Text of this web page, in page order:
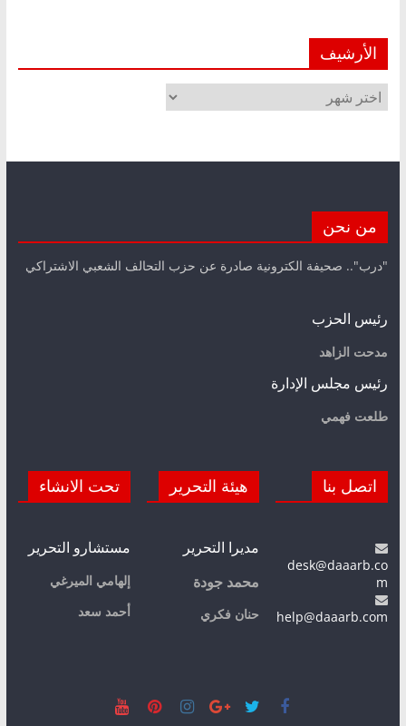
الأرشيف
الأرشيف
من نحن
"درب".. صحيفة الكترونية صادرة عن حزب التحالف الشعبي الاشتراكي
رئيس الحزب
مدحت الزاهد
رئيس مجلس الإدارة
طلعت فهمي
اتصل بنا
desk@daaarb.co
m
help@daaarb.com
هيئة التحرير
مديرا التحرير
محمد جودة
حنان فكري
تحت الانشاء
مستشارو التحرير
إلهامي الميرغي
أحمد سعد